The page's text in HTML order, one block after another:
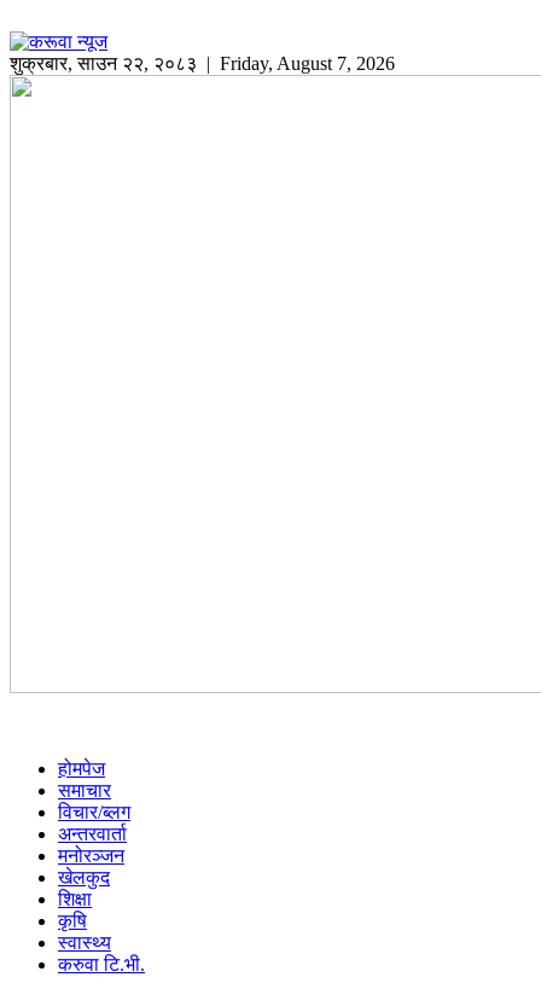
शुक्रबार,साउन २२, २०८३ | Friday, August 7, 2026
होमपेज
समाचार
विचार/ब्लग
अन्तरवार्ता
मनोरञ्जन
खेलकुद
शिक्षा
कृषि
स्वास्थ्य
करुवा टि.भी.